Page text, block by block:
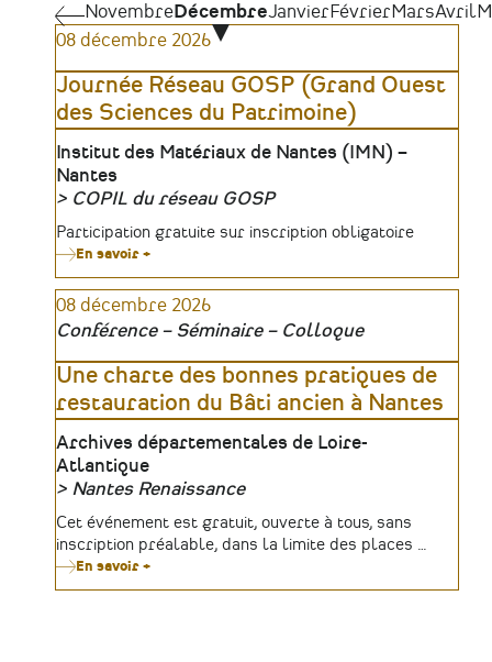
Pagination
Novembre
NovembreDécembreJanvier Février MarsAvril
08 décembre 2026
Journée Réseau GOSP (Grand Ouest
des Sciences du Patrimoine)
Lieu
Institut des Matériaux de Nantes (IMN) –
Nantes
Organisateur
COPIL du réseau GOSP
Tarifs
Participation gratuite sur inscription obligatoire
En savoir +
Réseau
GOSP
(Grand
Ouest
Sciences
du
Patrimoine)
08 décembre 2026
Conférence – Séminaire – Colloque
Une charte des bonnes pratiques de
restauration du Bâti ancien à Nantes
Lieu
Archives départementales de Loire-
Atlantique
Organisateur
Nantes Renaissance
Tarifs
Cet événement est gratuit, ouverte à tous, sans
inscription préalable, dans la limite des places …
En savoir +